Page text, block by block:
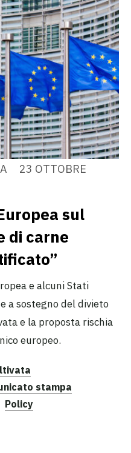
23 OTTOBRE
sul
di carne
e alcuni Stati
a sostegno del divieto
e la proposta rischia
europeo.
stampa
Policy